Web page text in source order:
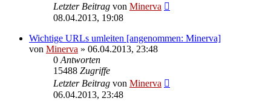
Letzter Beitrag von Minerva
08.04.2013, 19:08
Wichtige URLs umleiten [angenommen: Minerva]
von Minerva » 06.04.2013, 23:48
0 Antworten
15488 Zugriffe
Letzter Beitrag von Minerva
06.04.2013, 23:48